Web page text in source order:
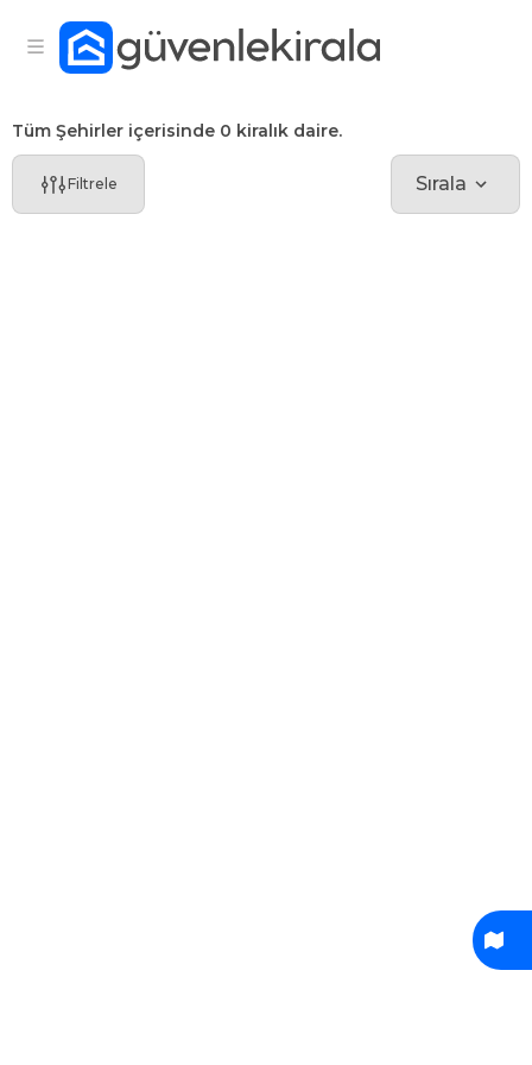
Tüm Şehirler içerisinde 0 kiralık daire.
Filtrele Sırala